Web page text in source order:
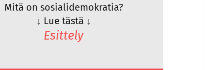
Mitä on sosialidemokratia?
↓ Lue tästä ↓
Esittely